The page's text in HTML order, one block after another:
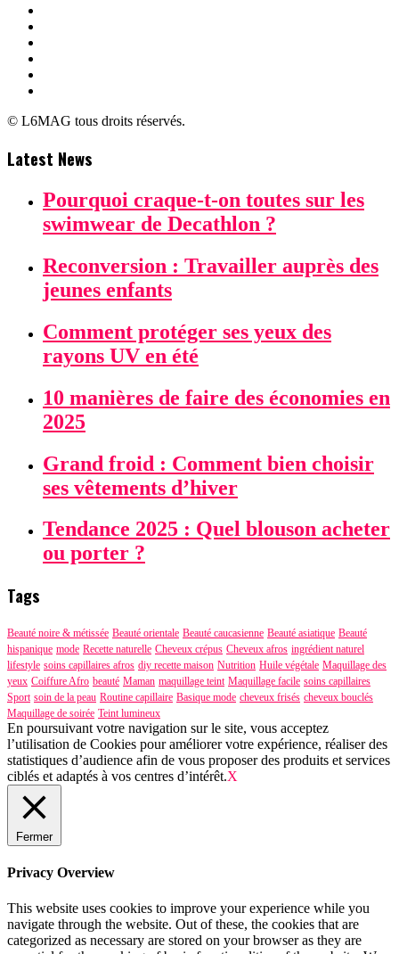
© L6MAG tous droits réservés.
Latest News
Pourquoi craque-t-on toutes sur les
swimwear de Decathlon ?
Reconversion : Travailler auprès des
jeunes enfants
Comment protéger ses yeux des
rayons UV en été
10 manières de faire des économies en
2025
Grand froid : Comment bien choisir
ses vêtements d’hiver
Tendance 2025 : Quel blouson acheter
ou porter ?
Tags
Beauté noire & métissée Beauté orientale Beauté caucasienne Beauté asiatique Beauté
hispanique mode Recette naturelle Cheveux crépus Cheveux afros ingrédient naturel
lifestyle soins capillaires afros diy recette maison Nutrition Huile végétale Maquillage des
yeux Coiffure Afro beauté Maman maquillage teint Maquillage facile soins capillaires
Sport soin de la peau Routine capillaire Basique mode cheveux frisés cheveux bouclés
Maquillage de soirée Teint lumineux
En poursuivant votre navigation sur le site, vous acceptez
l’utilisation de Cookies pour améliorer votre expérience, réaliser des
statistiques d’audience afin de vous proposer des produits et services
ciblés et adaptés à vos centres d’intérêt.X
Fermer
Privacy Overview
This website uses cookies to improve your experience while you
navigate through the website. Out of these, the cookies that are
categorized as necessary are stored on your browser as they are